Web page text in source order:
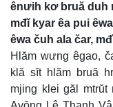
ênưih kơ bruă duh
mđĭ kyar êa pui
êwa čuh ala čar,
Hlăm wưng êgao,
klă sĭt hlăm bruă
mjing klei găl mtrŭt